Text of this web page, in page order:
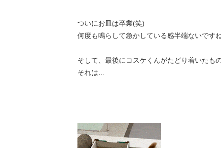
ついにお皿は卒業(笑)
何度も鳴らして急かしている感半端ないです
そして、最後にコスケくんがたどり着いたもの
それは…